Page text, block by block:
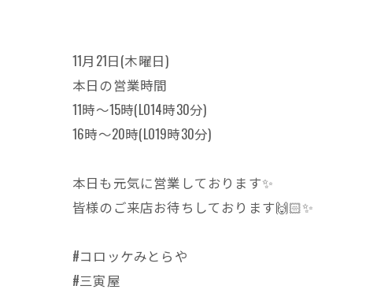
11月21日(木曜日)
本日の営業時間
11時〜15時(LO14時30分)
16時〜20時(LO19時30分)
本日も元気に営業しております✨
皆様のご来店お待ちしております🙌🏻✨
#コロッケみとらや
#三寅屋